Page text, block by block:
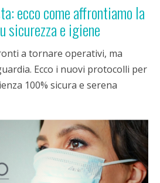
ecco come affrontiamo la
sicurezza e igiene
a tornare operativi, ma
Ecco i nuovi protocolli per
100% sicura e serena